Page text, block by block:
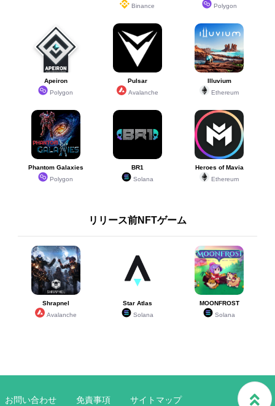
Binance
Polygon
Apeiron
Polygon
Pulsar
Avalanche
Illuvium
Ethereum
Phantom Galaxies
Polygon
BR1
Solana
Heroes of Mavia
Ethereum
リリース前NFTゲーム
Shrapnel
Avalanche
Star Atlas
Solana
MOONFROST
Solana
お問い合わせ 免責事項 サイトマップ